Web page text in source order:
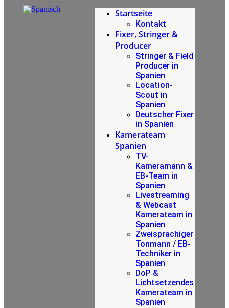
Startseite
Kontakt
Fixer, Stringer &
Producer
Stringer & Field
Producer in
Spanien
Location-
Scout in
Spanien
Deutscher Fixer
in Spanien
Kamerateam
Spanien
TV-
Kameramann &
EB-Team in
Spanien
Livestreaming
& Webcast
Kamerateam in
Spanien
Zweisprachiger
Tonmann / EB-
Techniker in
Spanien
DoP &
Lichtsetzendes
Kamerateam in
Spanien